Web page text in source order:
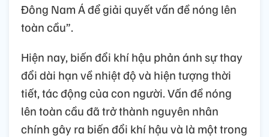
Đông Nam Á để giải quyết vấn đề nóng lên
toàn cầu”.
Hiện nay, biến đổi khí hậu phản ánh sự thay
đổi dài hạn về nhiệt độ và hiện tượng thời
tiết, tác động của con người. Vấn đề nóng
lên toàn cầu đã trở thành nguyên nhân
chính gây ra biến đổi khí hậu và là một trong